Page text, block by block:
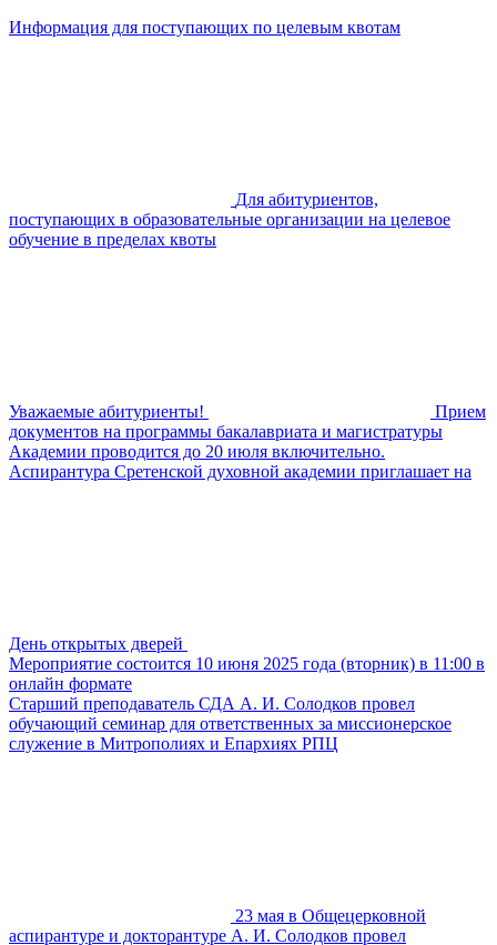
Информация для поступающих по целевым квотам
Для абитуриентов,
поступающих в образовательные организации на целевое
обучение в пределах квоты
Уважаемые абитуриенты!
Прием
документов на программы бакалавриата и магистратуры
Академии проводится до 20 июля включительно.
Аспирантура Сретенской духовной академии приглашает на
День открытых дверей
Мероприятие состоится 10 июня 2025 года (вторник) в 11:00 в
онлайн формате
Старший преподаватель СДА А. И. Солодков провел
обучающий семинар для ответственных за миссионерское
служение в Митрополиях и Епархиях РПЦ
23 мая в Общецерковной
аспирантуре и докторантуре А. И. Солодков провел